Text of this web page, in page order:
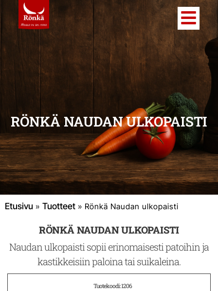
RÖNKÄ NAUDAN ULKOPAISTI
Etusivu » Tuotteet » Rönkä Naudan ulkopaisti
RÖNKÄ NAUDAN ULKOPAISTI
Naudan ulkopaisti sopii erinomaisesti patoihin ja
kastikkeisiin paloina tai suikaleina.
Tuotekoodi: 1206